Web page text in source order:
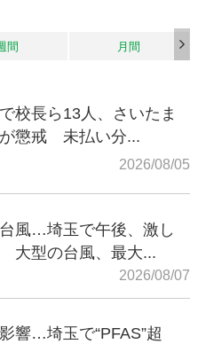
間 月間
校長ら13人、さいたま
懲戒 未払い分...
2026/08/05
風…埼玉で午後、激し
大型の台風、最大...
2026/08/07
響…埼玉で“PFAS”超